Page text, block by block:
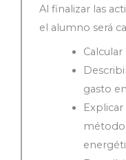
Al finalizar las
el alumno será
gasto